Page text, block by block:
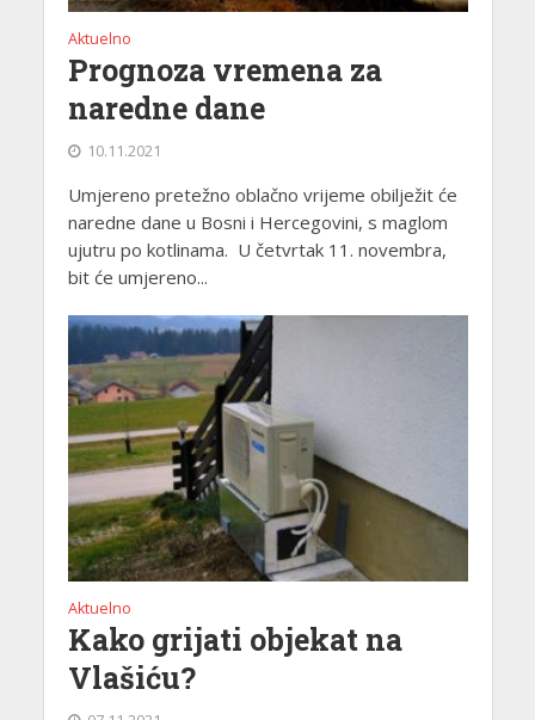
Aktuelno
Prognoza vremena za
naredne dane
10.11.2021
Umjereno pretežno oblačno vrijeme obilježit će
naredne dane u Bosni i Hercegovini, s maglom
ujutru po kotlinama. U četvrtak 11. novembra,
bit će umjereno...
Aktuelno
Kako grijati objekat na
Vlašiću?